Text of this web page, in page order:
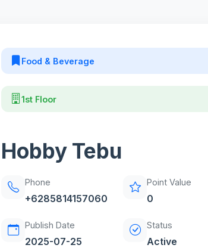
Food & Beverage
1st Floor
Hobby Tebu
Phone
+6285814157060
Point Value
0
Publish Date
2025-07-25
Status
Active